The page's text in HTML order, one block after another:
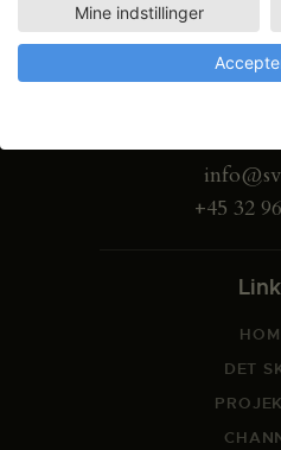
Gammel
+45 32
DET
Mine indstillinger